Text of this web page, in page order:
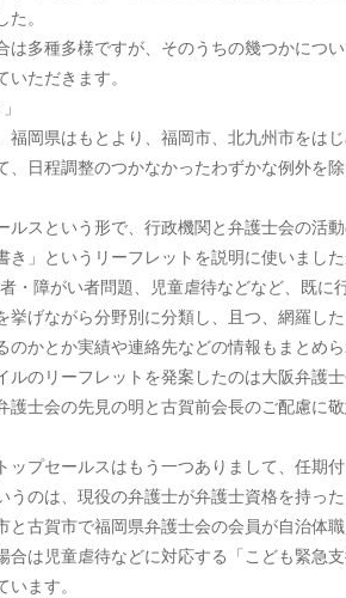
。
は多種多様ですが、そのうちの幾つかにつ
ただきます。
福岡県はもとより、福岡市、北九州市をは
、日程調整のつかなかったわずかな例外を
ルスという形で、行政機関と弁護士会の活
き」というリーフレットを説明に使いまし
・障がい者問題、児童虐待などなど、既に
挙げながら分野別に分類し、且つ、網羅し
のかとか実績や連絡先などの情報もまとめ
ルのリーフレットを発案したのは大阪弁護
護士会の先見の明と古賀前会長のご配慮に敬
ップセールスはもう一つありまして、任期
うのは、現役の弁護士が弁護士資格を持っ
と古賀市で福岡県弁護士会の会員が自治体
合は児童虐待などに対応する「こども緊急
います。